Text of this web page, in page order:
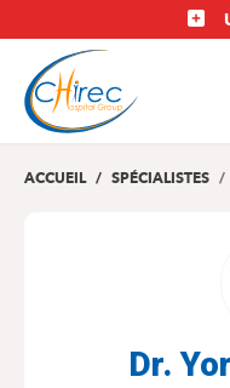
au
contenu
principal
ACCUEIL SPÉCIALISTES
Dr.